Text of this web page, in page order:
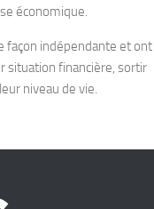
économique.
façon indépendante et ont
situation financière, sortir
niveau de vie.